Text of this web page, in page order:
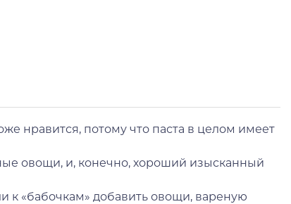
нравится, потому что паста в целом имеет
овощи, и, конечно, хороший изысканный
к «бабочкам» добавить овощи, вареную